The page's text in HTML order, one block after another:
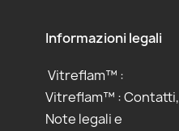
Informazioni legali
Vitreflam™ :
Vitreflam™ : Contatti,
Note legali e